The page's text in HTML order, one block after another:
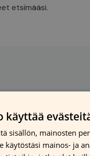
etsimääsi.
käyttää
sisällön, mainosten
käytöstäsi mainos- ja